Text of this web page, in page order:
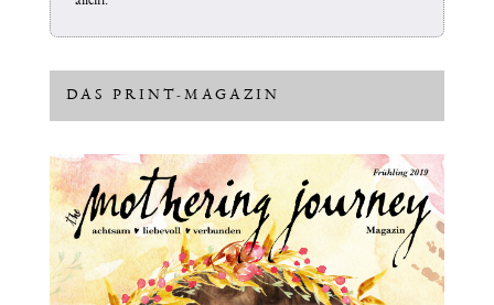
DAS PRINT-MAGAZIN